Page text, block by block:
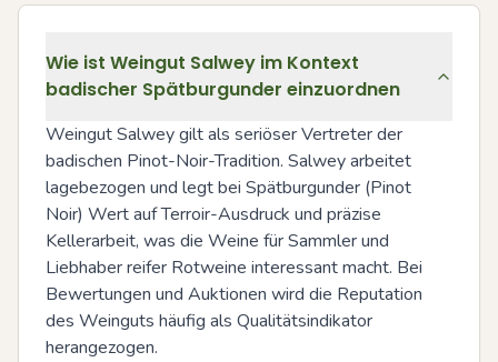
Wie ist Weingut Salwey im Kontext
badischer Spätburgunder einzuordnen
Weingut Salwey gilt als seriöser Vertreter der
badischen Pinot-Noir-Tradition. Salwey arbeitet
lagebezogen und legt bei Spätburgunder (Pinot
Noir) Wert auf Terroir-Ausdruck und präzise
Kellerarbeit, was die Weine für Sammler und
Liebhaber reifer Rotweine interessant macht. Bei
Bewertungen und Auktionen wird die Reputation
des Weinguts häufig als Qualitätsindikator
herangezogen.